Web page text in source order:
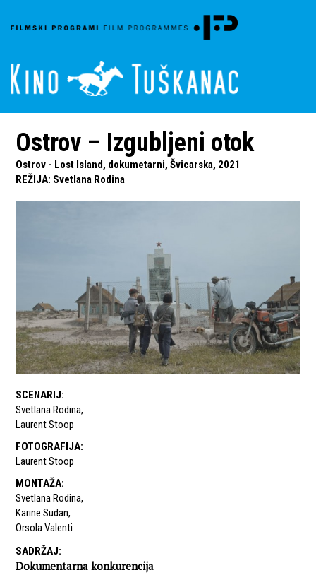
Ostrov – Izgubljeni otok
Ostrov - Lost Island, dokumetarni, Švicarska, 2021
REŽIJA: Svetlana Rodina
SCENARIJ:
Svetlana Rodina,
Laurent Stoop
FOTOGRAFIJA:
Laurent Stoop
MONTAŽA:
Svetlana Rodina,
Karine Sudan,
Orsola Valenti
SADRŽAJ:
Dokumentarna konkurencija